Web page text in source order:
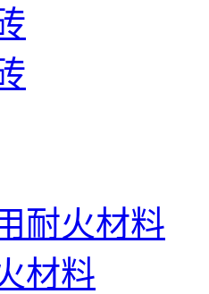
耐火材料
材料